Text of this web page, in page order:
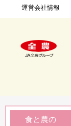
運営会社情報